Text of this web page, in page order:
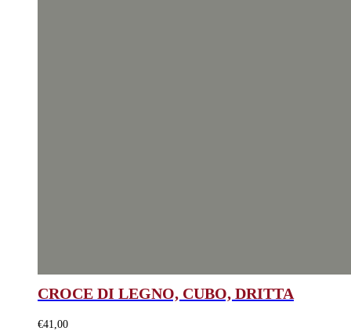
CROCE DI LEGNO, CUBO, DRITTA
€41,00